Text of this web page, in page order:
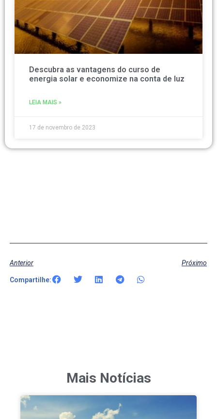
Descubra as vantagens do curso de
energia solar e economize na conta de luz
LEIA MAIS »
17 de novembro de 2023
Anterior Próximo
Compartilhe:
Mais Notícias